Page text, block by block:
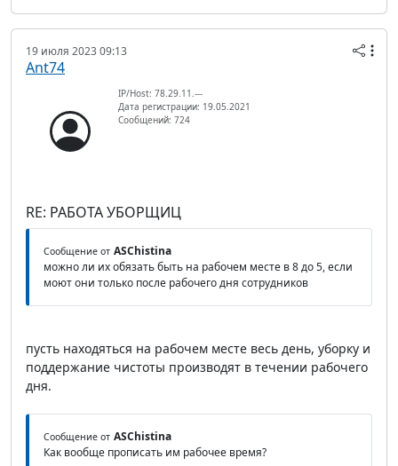
19 июля 2023 09:13
Ant74
IP/Host: 78.29.11.---
Дата регистрации: 19.05.2021
Сообщений: 724
RE: РАБОТА УБОРЩИЦ
Сообщение от ASChistina
можно ли их обязать быть на рабочем месте в 8 до 5, если
моют они только после рабочего дня сотрудников
пусть находяться на рабочем месте весь день, уборку и
поддержание чистоты производят в течении рабочего
дня.
Сообщение от ASChistina
Как вообще прописать им рабочее время?